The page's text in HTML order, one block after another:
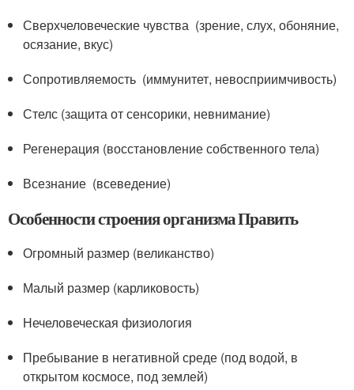
Сверхчеловеческие чувства (зрение, слух, обоняние,
осязание, вкус)
Сопротивляемость (иммунитет, невосприимчивость)
Стелс (защита от сенсорики, невнимание)
Регенерация (восстановление собственного тела)
Всезнание (всеведение)
Особенности строения организма Править
Огромный размер (великанство)
Малый размер (карликовость)
Нечеловеческая физиология
Пребывание в негативной среде (под водой, в
открытом космосе, под землей)